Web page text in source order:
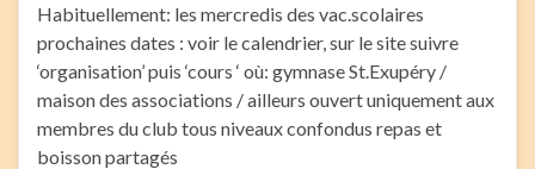
Habituellement: les mercredis des vac.scolaires
prochaines dates : voir le calendrier, sur le site suivre
‘organisation’ puis ‘cours ‘ où: gymnase St.Exupéry /
maison des associations / ailleurs ouvert uniquement aux
membres du club tous niveaux confondus repas et
boisson partagés